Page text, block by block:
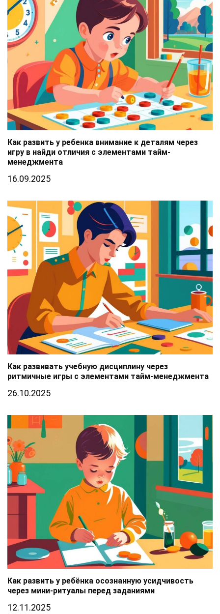
Как развить у ребенка внимание к деталям через
игру в найди отличия с элементами тайм-
менеджмента
16.09.2025
Как развивать учебную дисциплину через
ритмичные игры с элементами тайм-менеджмента
26.10.2025
Как развить у ребёнка осознанную усидчивость
через мини-ритуалы перед заданиями
12.11.2025